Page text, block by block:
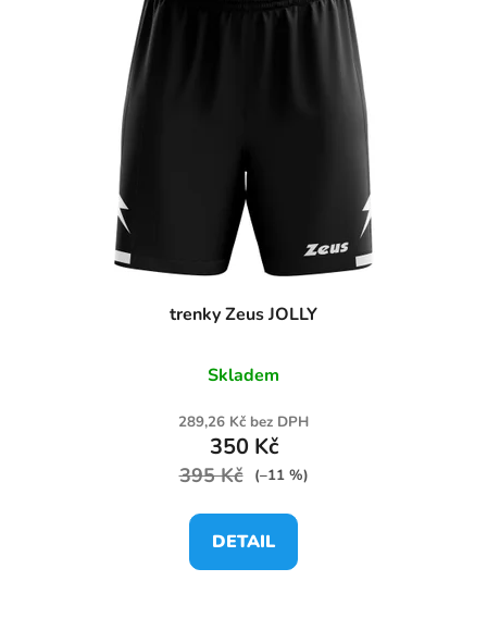
trenky Zeus JOLLY
Skladem
289,26 Kč bez DPH
350 Kč
395 Kč (–11 %)
DETAIL